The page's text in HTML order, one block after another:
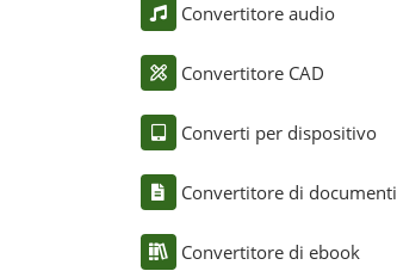
Convertitore audio
Convertitore CAD
Converti per dispositivo
Convertitore di documenti
Convertitore di ebook